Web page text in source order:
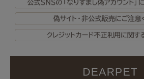
DEARPET